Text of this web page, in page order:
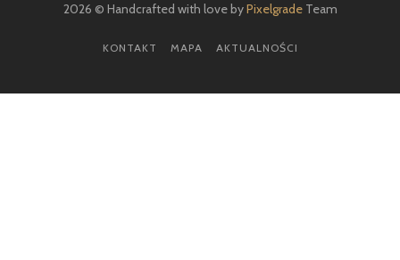
2026 © Handcrafted with love byPixelgradeTeam
KONTAKT MAPA AKTUALNOŚCI